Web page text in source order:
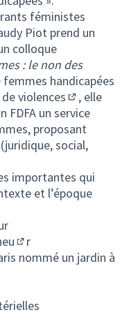
féministes
Piot prend un
colloque
: le non des
handicapées
violences
(Lien
, elle
FDFA un service
proposant
social,
importantes qui
et l’époque
(Lien externe)
r
nommé un jardin à